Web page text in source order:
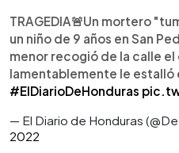
TRAGEDIA🚨Un mortero
un niño de 9 años en San
menor recogió de la calle el
lamentablemente le estalló
#ElDiarioDeHonduras
— El Diario de Honduras
2022